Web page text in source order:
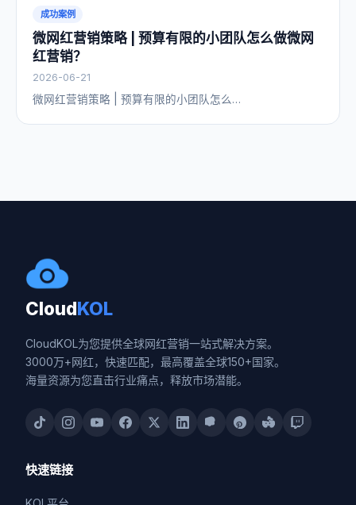
成功案例
微网红营销策略 | 预算有限的小团队怎么做微网
红营销？
2026-06-21
微网红营销策略 | 预算有限的小团队怎么…
CloudKOL
CloudKOL为您提供全球网红营销一站式解决方案。
3000万+网红，快速匹配，最高覆盖全球150+国家。
海量资源为您直击行业痛点，释放市场潜能。
快速链接